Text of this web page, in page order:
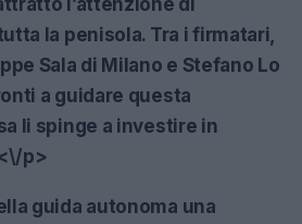
la penisola. Tra i firmatari,
Sala di Milano e Stefano Lo
a guidare questa
li spinge a investire in
p>
guida autonoma una